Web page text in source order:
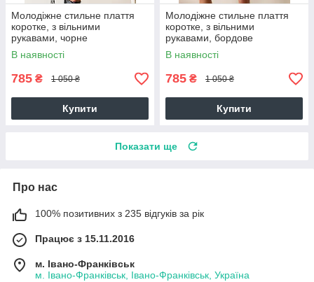
Молодіжне стильне плаття
коротке, з вільними
рукавами, чорне
В наявності
785 ₴ 1 050 ₴
Купити
Молодіжне стильне плаття
коротке, з вільними
рукавами, бордове
В наявності
785 ₴ 1 050 ₴
Купити
Показати ще
Про нас
100% позитивних з 235 відгуків за рік
Працює з 15.11.2016
м. Івано-Франківськ
м. Івано-Франківськ, Івано-Франківськ, Україна